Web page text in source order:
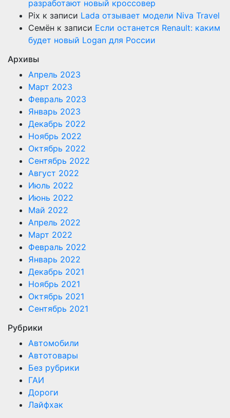
разработают новый кроссовер
Pix к записи Lada отзывает модели Niva Travel
Семён к записи Если останется Renault: каким
будет новый Logan для России
Архивы
Апрель 2023
Март 2023
Февраль 2023
Январь 2023
Декабрь 2022
Ноябрь 2022
Октябрь 2022
Сентябрь 2022
Август 2022
Июль 2022
Июнь 2022
Май 2022
Апрель 2022
Март 2022
Февраль 2022
Январь 2022
Декабрь 2021
Ноябрь 2021
Октябрь 2021
Сентябрь 2021
Рубрики
Автомобили
Автотовары
Без рубрики
ГАИ
Дороги
Лайфхак